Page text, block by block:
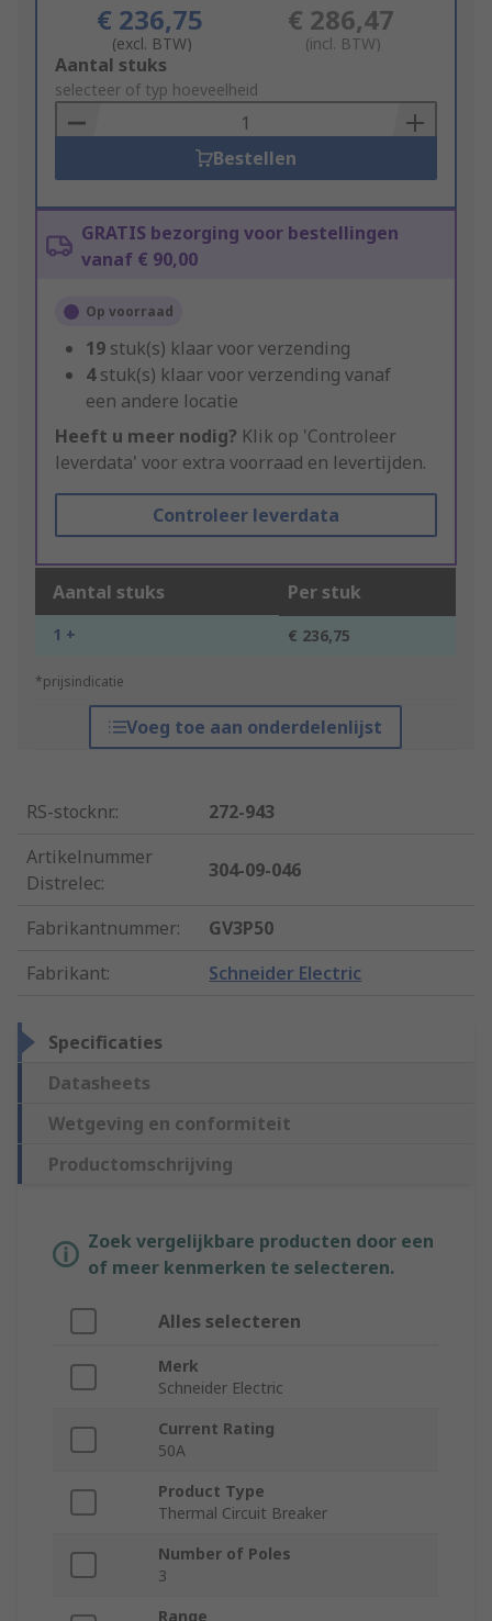
€ 236,75
(excl. BTW)
€ 286,47
(incl. BTW)
Add
to
Basket
Aantal stuks
selecteer of typ hoeveelheid
Bestellen
GRATIS bezorging voor bestellingen
vanaf € 90,00
Op voorraad
19 stuk(s) klaar voor verzending
4stuk(s) klaar voor verzending vanaf
een andere locatie
Heeft u meer nodig? Klik op 'Controleer
leverdata' voor extra voorraad en levertijden.
Controleer leverdata
Aantal stuks Per stuk
1 + € 236,75
*prijsindicatie
Voeg toe aan onderdelenlijst
RS-stocknr.:
272-943
Artikelnummer
Distrelec:
304-09-046
Fabrikantnummer:
GV3P50
Fabrikant: Schneider Electric
Specificaties
Datasheets
Wetgeving en conformiteit
Productomschrijving
Zoek vergelijkbare producten door een
of meer kenmerken te selecteren.
Alles selecteren
Merk
Schneider Electric
Current Rating
50A
Product Type
Thermal Circuit Breaker
Number of Poles
3
Range